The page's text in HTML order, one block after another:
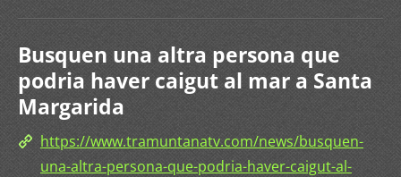
Busquen una altra persona que
podria haver caigut al mar a Santa
Margarida
https://www.tramuntanatv.com/news/busquen-
una-altra-persona-que-podria-haver-caigut-al-